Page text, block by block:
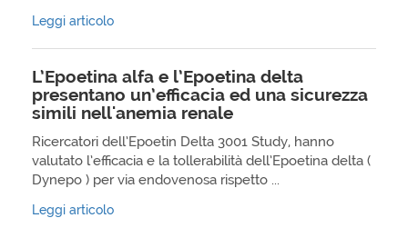
Leggi articolo
L’Epoetina alfa e l’Epoetina delta
presentano un’efficacia ed una sicurezza
simili nell'anemia renale
Ricercatori dell’Epoetin Delta 3001 Study, hanno
valutato l’efficacia e la tollerabilità dell’Epoetina delta (
Dynepo ) per via endovenosa rispetto ...
Leggi articolo